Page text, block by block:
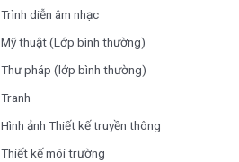
Trình diễn âm nhạc
Mỹ thuật (Lớp bình thường)
Thư pháp (lớp bình thường)
Tranh
Hình ảnh Thiết kế truyền thông
Thiết kế môi trường